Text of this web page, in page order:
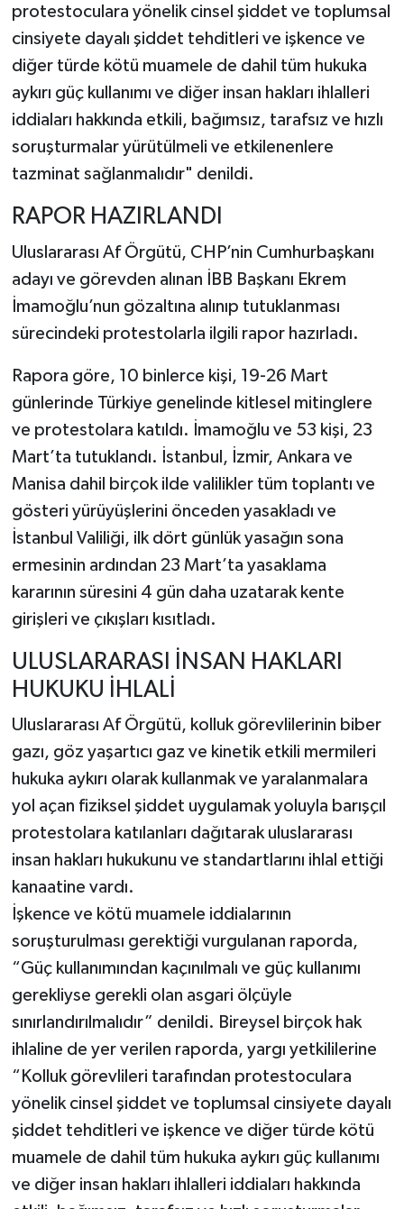
protestoculara yönelik cinsel şiddet ve toplumsal
cinsiyete dayalı şiddet tehditleri ve işkence ve
diğer türde kötü muamele de dahil tüm hukuka
aykırı güç kullanımı ve diğer insan hakları ihlalleri
iddiaları hakkında etkili, bağımsız, tarafsız ve hızlı
soruşturmalar yürütülmeli ve etkilenenlere
tazminat sağlanmalıdır" denildi.
RAPOR HAZIRLANDI
Uluslararası Af Örgütü, CHP’nin Cumhurbaşkanı
adayı ve görevden alınan İBB Başkanı Ekrem
İmamoğlu’nun gözaltına alınıp tutuklanması
sürecindeki protestolarla ilgili rapor hazırladı.
Rapora göre, 10 binlerce kişi, 19-26 Mart
günlerinde Türkiye genelinde kitlesel mitinglere
ve protestolara katıldı. İmamoğlu ve 53 kişi, 23
Mart’ta tutuklandı. İstanbul, İzmir, Ankara ve
Manisa dahil birçok ilde valilikler tüm toplantı ve
gösteri yürüyüşlerini önceden yasakladı ve
İstanbul Valiliği, ilk dört günlük yasağın sona
ermesinin ardından 23 Mart’ta yasaklama
kararının süresini 4 gün daha uzatarak kente
girişleri ve çıkışları kısıtladı.
ULUSLARARASI İNSAN HAKLARI
HUKUKU İHLALİ
Uluslararası Af Örgütü, kolluk görevlilerinin biber
gazı, göz yaşartıcı gaz ve kinetik etkili mermileri
hukuka aykırı olarak kullanmak ve yaralanmalara
yol açan fiziksel şiddet uygulamak yoluyla barışçıl
protestolara katılanları dağıtarak uluslararası
insan hakları hukukunu ve standartlarını ihlal ettiği
kanaatine vardı.
İşkence ve kötü muamele iddialarının
soruşturulması gerektiği vurgulanan raporda,
“Güç kullanımından kaçınılmalı ve güç kullanımı
gerekliyse gerekli olan asgari ölçüyle
sınırlandırılmalıdır” denildi. Bireysel birçok hak
ihlaline de yer verilen raporda, yargı yetkililerine
“Kolluk görevlileri tarafından protestoculara
yönelik cinsel şiddet ve toplumsal cinsiyete dayalı
şiddet tehditleri ve işkence ve diğer türde kötü
muamele de dahil tüm hukuka aykırı güç kullanımı
ve diğer insan hakları ihlalleri iddiaları hakkında